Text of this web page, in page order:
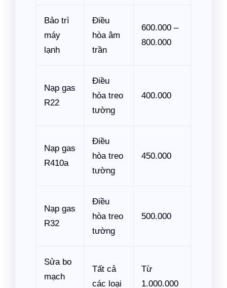
Bảo trì
máy
lạnh
Điều
hòa âm
trần
600.000 –
800.000
Nạp gas
R22
Điều
hòa treo
tường
400.000
Nạp gas
R410a
Điều
hòa treo
tường
450.000
Nạp gas
R32
Điều
hòa treo
tường
500.000
Sửa bo
mạch
Tất cả
các loại
Từ
1.000.000